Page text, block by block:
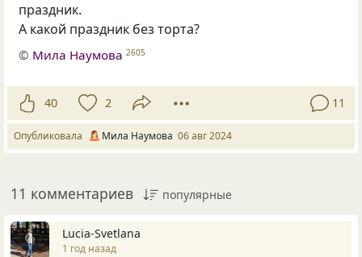
праздник.
А какой праздник без торта?
© Мила Наумова 2605
40 2 11
Опубликовала Мила Наумова 06 авг 2024
11 комментариев популярные
Lucia-Svetlana
1 год назад